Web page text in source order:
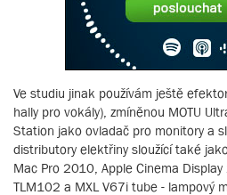
Ve studiu jinak používám ještě
hally pro vokály), zmíněnou MOTU
Station jako ovladač pro monitory a
distributory elektřiny sloužící také
Mac Pro 2010, Apple Cinema
TLM102 a MXL V67i tube - lampový